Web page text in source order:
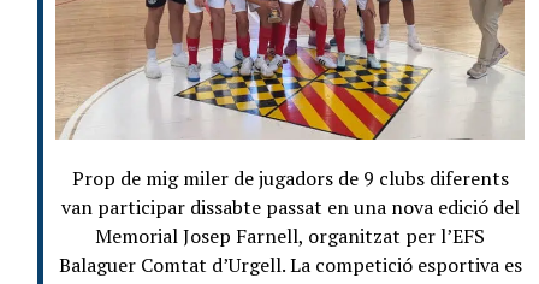
Prop de mig miler de jugadors de 9 clubs diferents
van participar dissabte passat en una nova edició del
Memorial Josep Farnell, organitzat per l’EFS
Balaguer Comtat d’Urgell. La competició esportiva es